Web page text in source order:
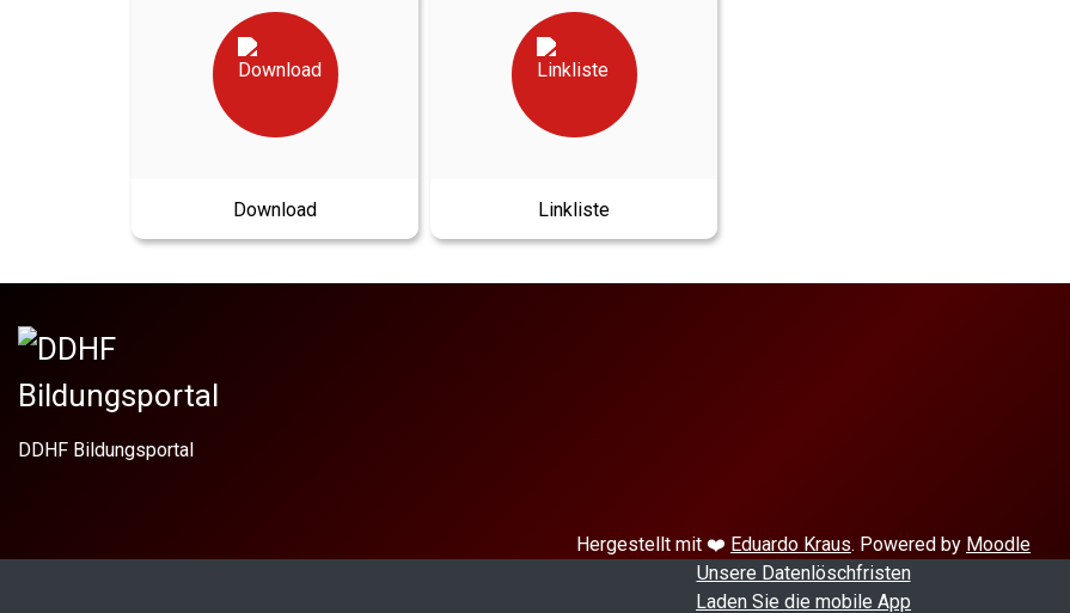
Download Linkliste
DDHF Bildungsportal
Hergestellt mit ❤️ Eduardo Kraus. Powered by Moodle
Unsere Datenlöschfristen
Laden Sie die mobile App